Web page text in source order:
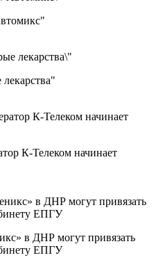
К-Телеком начинает
в ДНР могут привязать
ЕПГУ